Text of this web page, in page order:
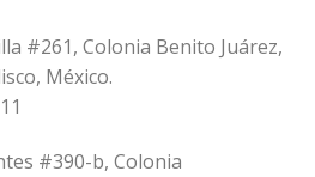
#261, Colonia Benito Juárez,
México.
#390-b, Colonia